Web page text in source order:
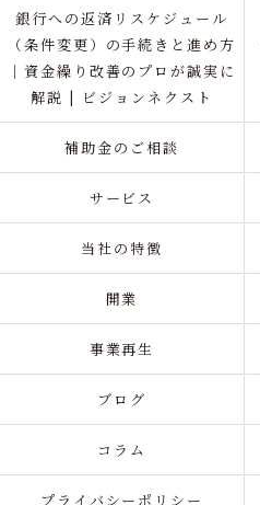
銀行への返済リスケジュール
（条件変更）の手続きと進め方
｜資金繰り改善のプロが誠実に
解説 | ビジョンネクスト
補助金のご相談
サービス
当社の特徴
開業
事業再生
ブログ
コラム
プライバシーポリシー